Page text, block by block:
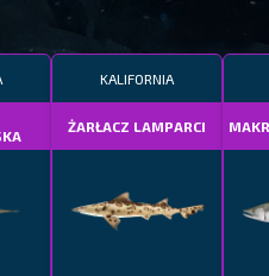
KALIFORNIA
ŻARŁACZ LAMPARCI